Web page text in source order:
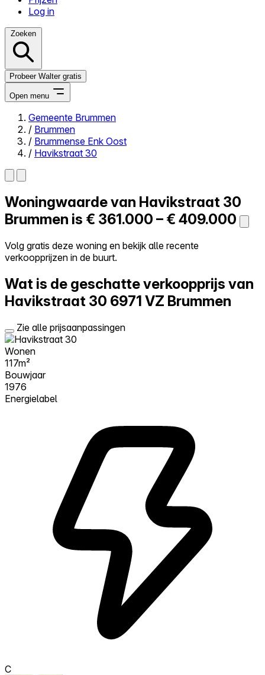
Log in
Zoeken
Probeer Walter gratis
Open menu
Close menu
Zelf kopen
Alles-in-één
Reviews
Log in
Gemeente Brummen
/ Brummen
/ Brummense Enk Oost
/ Havikstraat 30
Woningwaarde van Havikstraat 30
Brummen is € 361.000 – € 409.000
Volg gratis deze woning en bekijk alle recente
verkoopprijzen in de buurt.
Wat is de geschatte verkoopprijs van
Havikstraat 30 6971 VZ Brummen
Zie alle prijsaanpassingen
Wonen
117m²
Bouwjaar
1976
Energielabel
C